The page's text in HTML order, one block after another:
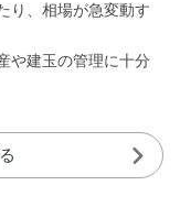
り、相場が急変動す
や建玉の管理に十分